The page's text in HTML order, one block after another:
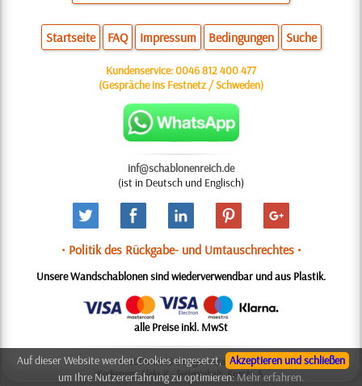
Startseite FAQ Impressum Bedingungen Suche
Kundenservice:0046 812 400 477
(Gespräche ins Festnetz / Schweden)
inf@schablonenreich.de
(ist in Deutsch und Englisch)
• Politik des Rückgabe- und Umtauschrechtes •
Unsere Wandschablonen sind wiederverwendbar und aus Plastik.
alle Preise inkl. MwSt
© 2006-2025 Design: Natali M.
Kodierung: Aleks K.; Seiteninhalt: Konsta A.
Akzeptieren und schließen
Auf dieser Website werden Cookies eingesetzt,
um Ihre Nutzererfahrung zu optimieren: Mehr erfahren.